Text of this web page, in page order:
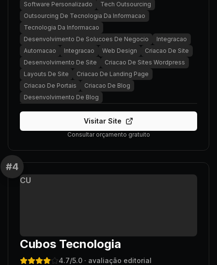
Software Personalizado
Tech Outsourcing
Outsourcing De Tecnologia Da Informacao
Tecnologia Da Informacao
Desenvolvimento De Solucoes De Negocio
Integracao
Automacao
Integracao Web Design
Criacao De Site
Desenvolvimento De Site
Criacao De Sites Wordpress
Layouts De Site
Criacao De Landing Page
Criacao De Portais
Criacao De Blog
Desenvolvimento De Blog
Visitar Site
Consultar orçamento gratuito
#4
CU
Cubos Tecnologia
4.7/5.0 · avaliação editorial